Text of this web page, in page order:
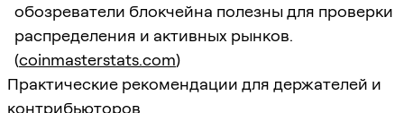
обозреватели блокчейна полезны для проверки
распределения и активных рынков.
(coinmasterstats.com)
Практические рекомендации для держателей и
контрибьюторов